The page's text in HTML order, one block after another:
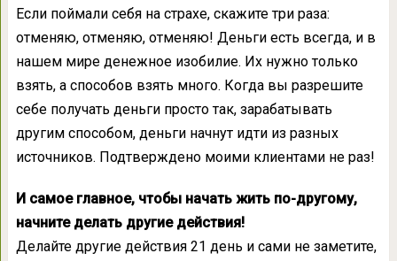
Если поймали себя на страхе, скажите три раза:
отменяю, отменяю, отменяю! Деньги есть всегда, и в
нашем мире денежное изобилие. Их нужно только
взять, а способов взять много. Когда вы разрешите
себе получать деньги просто так, зарабатывать
другим способом, деньги начнут идти из разных
источников. Подтверждено моими клиентами не раз!
И самое главное, чтобы начать жить по-другому,
начните делать другие действия!
Делайте другие действия 21 день и сами не заметите,